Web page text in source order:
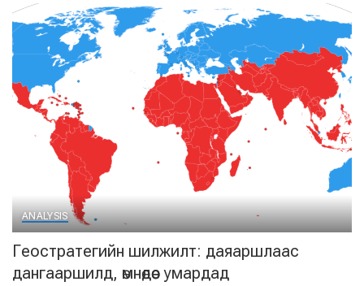
ANALYSIS
Геостратегийн шилжилт: даяаршлаас
дангааршилд, өмнөдөөс умардад